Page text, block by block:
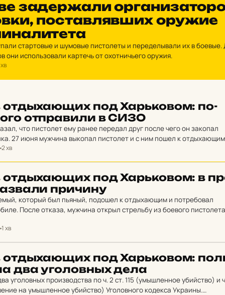
за­дер­жа­ли
пос­тав­ляв­ших оружие
стартовые и шумовые пистолеты и переделывали их в боевые.
они использовали картечь от охотничьего оружия.
от­дыха­ю­щих под Харь­ко­вом: по­
от­пра­ви­ли в СИЗО
что пистолет ему ранее передал друг после чего он закопал
27 июня мужчина выкопал пистолет и с ним пошел к
2 хв
от­дыха­ю­щих под Харь­ко­вом: в
при­чи­ну
который был пьяный, подошел к отдыхающим и потребовал
После отказа, мужчина открыл стрельбу из боевого пистолета
1 хв
от­дыха­ю­щих под Харь­ко­вом:
два уго­ловных дела
уголовных производства по ч. 2 ст. 115 (умышленное убийство) и
на умышленное убийство) Уголовного кодекса Украины.